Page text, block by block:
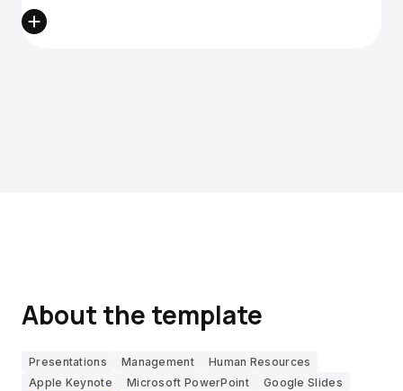
About the template
Presentations Management
Human Resources
Apple Keynote
Microsoft PowerPoint Google Slides